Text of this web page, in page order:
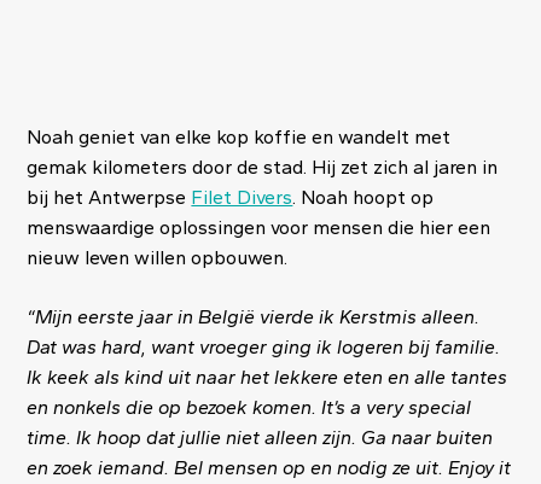
Noah geniet van elke kop koffie en wandelt met
gemak kilometers door de stad. Hij zet zich al jaren in
bij het Antwerpse Filet Divers. Noah hoopt op
menswaardige oplossingen voor mensen die hier een
nieuw leven willen opbouwen.
“Mijn eerste jaar in België vierde ik Kerstmis alleen.
Dat was hard, want vroeger ging ik logeren bij familie.
Ik keek als kind uit naar het lekkere eten en alle tantes
en nonkels die op bezoek komen. It’s a very special
time. Ik hoop dat jullie niet alleen zijn. Ga naar buiten
en zoek iemand. Bel mensen op en nodig ze uit. Enjoy it